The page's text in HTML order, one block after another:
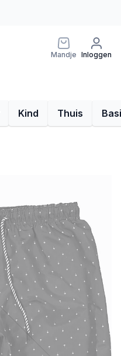
Mandje Inloggen
Kind Thuis